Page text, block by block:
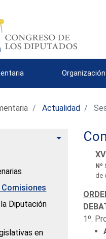
Actualidad
Alternar
Comisiones
Diputación
en
Nº
de
1º.